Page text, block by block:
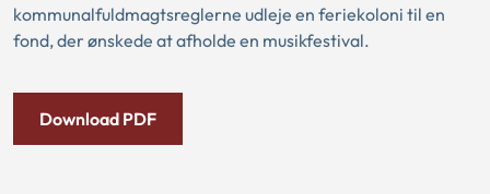
kommunalfuldmagtsreglerne udleje en feriekoloni til en
fond, der ønskede at afholde en musikfestival.
Download PDF